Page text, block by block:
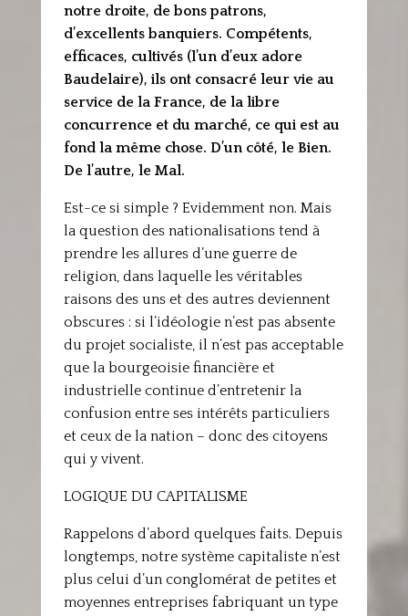
notre droite, de bons patrons,
d’excellents banquiers. Compétents,
efficaces, cultivés (l’un d’eux adore
Baudelaire), ils ont consacré leur vie au
service de la France, de la libre
concurrence et du marché, ce qui est au
fond la même chose. D’un côté, le Bien.
De l’autre, le Mal.
Est-ce si simple ? Evidemment non. Mais
la question des nationalisations tend à
prendre les allures d’une guerre de
religion, dans laquelle les véritables
raisons des uns et des autres deviennent
obscures : si l’idéologie n’est pas absente
du projet socialiste, il n’est pas acceptable
que la bourgeoisie financière et
industrielle continue d’entretenir la
confusion entre ses intérêts particuliers
et ceux de la nation – donc des citoyens
qui y vivent.
LOGIQUE DU CAPITALISME
Rappelons d’abord quelques faits. Depuis
longtemps, notre système capitaliste n’est
plus celui d’un conglomérat de petites et
moyennes entreprises fabriquant un type